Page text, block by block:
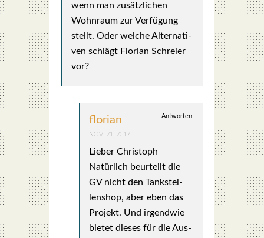
wenn man zusätz­li­chen
Wohn­raum zur Ver­fü­gung
stellt. Oder wel­che Alter­na­ti­
ven schlägt Flo­ri­an Schrei­er
vor?
florian Antworten
NOV. 21, 2017
Lie­ber Chris­toph
Natür­lich beur­teilt die
GV nicht den Tank­stel­
len­shop, aber eben das
Pro­jekt. Und irgend­wie
bie­tet die­ses für die Aus­